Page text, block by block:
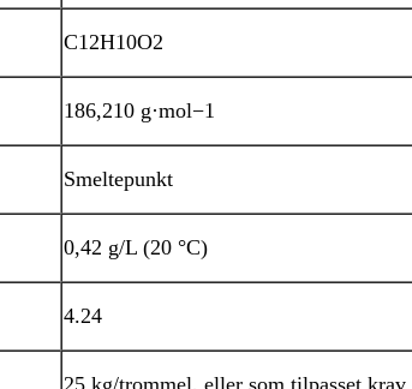
C12H10O2
186,210 g·mol−1
Smeltepunkt
0,42 g/L (20 °C)
4.24